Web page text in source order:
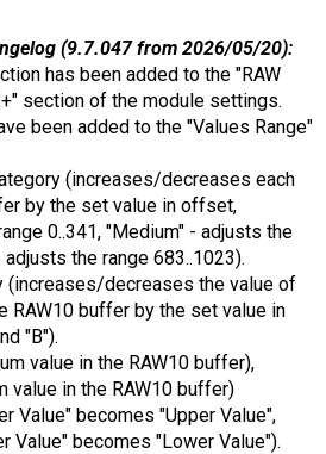
(9.7.047 from 2026/05/20):
has been added to the "RAW
section of the module settings.
been added to the "Values ​​Range"
(increases/decreases each
by the set value in offset,
0..341, "Medium" - adjusts the
the range 683..1023).
(increases/decreases the value of
RAW10 buffer by the set value in
"B").
value in the RAW10 buffer),
value in the RAW10 buffer)
Value" becomes "Upper Value",
Value" becomes "Lower Value").